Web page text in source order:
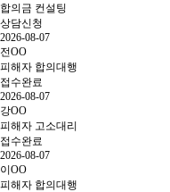
합의금 컨설팅
상담신청
2026-08-07
전OO
피해자 합의대행
접수완료
2026-08-07
강OO
피해자 고소대리
접수완료
2026-08-07
이OO
피해자 합의대행